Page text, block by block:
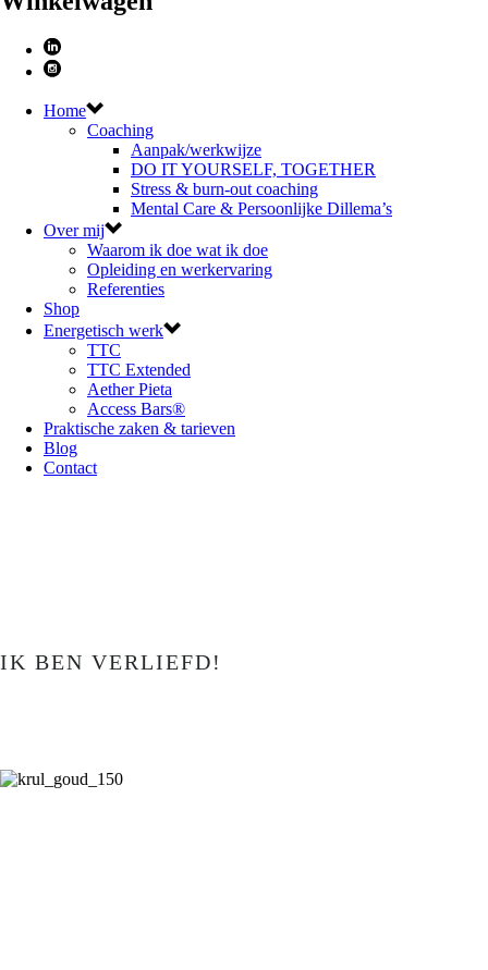
Home
Coaching
Aanpak/werkwijze
DO IT YOURSELF, TOGETHER
Stress & burn-out coaching
Mental Care & Persoonlijke Dillema’s
Over mij
Waarom ik doe wat ik doe
Opleiding en werkervaring
Referenties
Shop
Energetisch werk
TTC
TTC Extended
Aether Pieta
Access Bars®
Praktische zaken & tarieven
Blog
Contact
IK BEN VERLIEFD!